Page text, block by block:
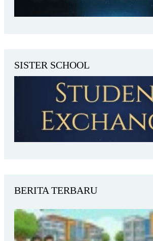
SISTER SCHOOL
BERITA TERBARU